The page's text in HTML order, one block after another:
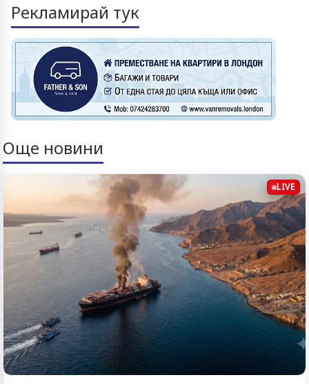
Рекламирай тук
Още новини
LIVE